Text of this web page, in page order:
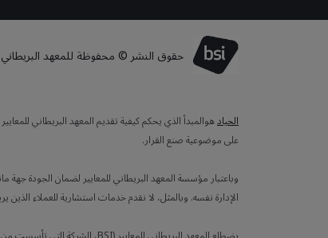
حقوق النشر © محفوظة للمعهد البريطاني
الحيادهوالمبدأ الذي يحكم كيفية تقديم المعهد البريطاني
على موضوعية صنع القرار.
وباعتبار مؤسسة المعهد البريطاني للمعايير لضمان الجودة
الإدارة نفسه. وبالمثل، لا نقدم خدمات استشارية للعملاء